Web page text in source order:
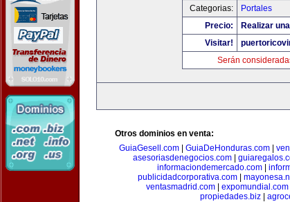
Categorias:
Portales
Precio:
Realizar
Visitar!
Serán
Otros dominios en venta:
GuiaGesell.com| GuiaDeHonduras.com|
asesoriasdenegocios.com
informaciondemercado.com|
publicidadcorporativa.com
ventasmadrid.com
expomundial.com
propiedades.biz|